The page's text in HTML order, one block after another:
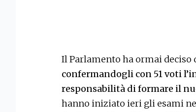
Il Parlamento ha ormai deciso
confermandogli con 51 voti
responsabilità di formare il
hanno iniziato ieri gli esami